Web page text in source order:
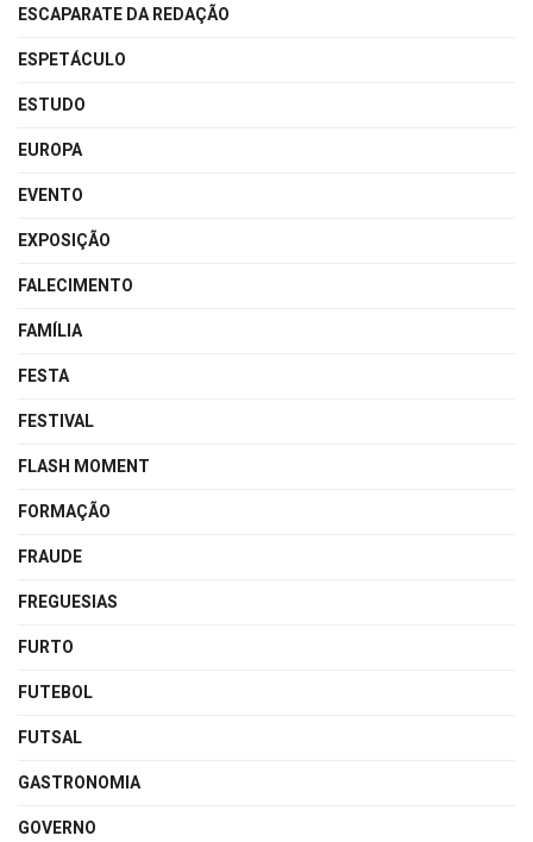
ESCAPARATE DA REDAÇÃO
ESPETÁCULO
ESTUDO
EUROPA
EVENTO
EXPOSIÇÃO
FALECIMENTO
FAMÍLIA
FESTA
FESTIVAL
FLASH MOMENT
FORMAÇÃO
FRAUDE
FREGUESIAS
FURTO
FUTEBOL
FUTSAL
GASTRONOMIA
GOVERNO